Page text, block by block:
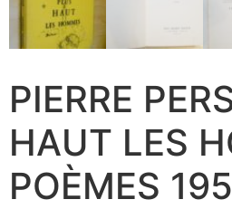
PIERRE
HAUT LES
POÈMES